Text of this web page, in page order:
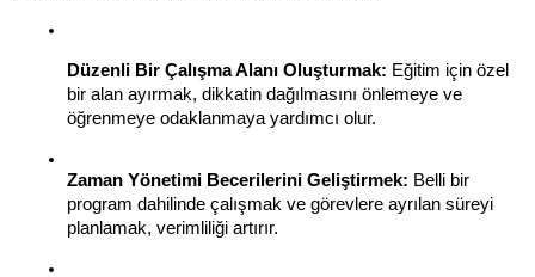
Düzenli Bir Çalışma Alanı Oluşturmak: Eğitim için özel
bir alan ayırmak, dikkatin dağılmasını önlemeye ve
öğrenmeye odaklanmaya yardımcı olur.
Zaman Yönetimi Becerilerini Geliştirmek: Belli bir
program dahilinde çalışmak ve görevlere ayrılan süreyi
planlamak, verimliliği artırır.